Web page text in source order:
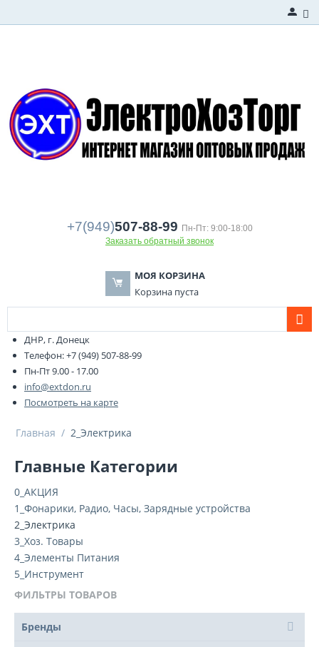
+7(949)507-88-99 Пн-Пт: 9:00-18:00
Заказать обратный звонок
МОЯ КОРЗИНА
Корзина пуста
ДНР, г. Донецк
Телефон: +7 (949) 507-88-99
Пн-Пт 9.00 - 17.00
info@extdon.ru
Посмотреть на карте
Главная / 2_Электрика
Главные Категории
0_АКЦИЯ
1_Фонарики, Радио, Часы, Зарядные устройства
2_Электрика
3_Хоз. Товары
4_Элементы Питания
5_Инструмент
ФИЛЬТРЫ ТОВАРОВ
Бренды